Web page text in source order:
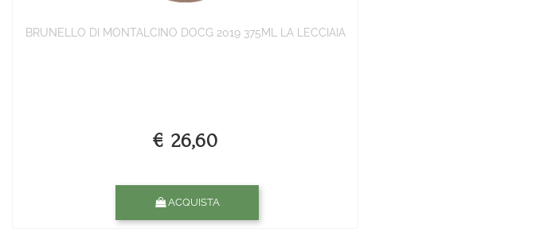
BRUNELLO DI MONTALCINO DOCG 2019 375ML LA LECCIAIA
€ 26,60
ACQUISTA